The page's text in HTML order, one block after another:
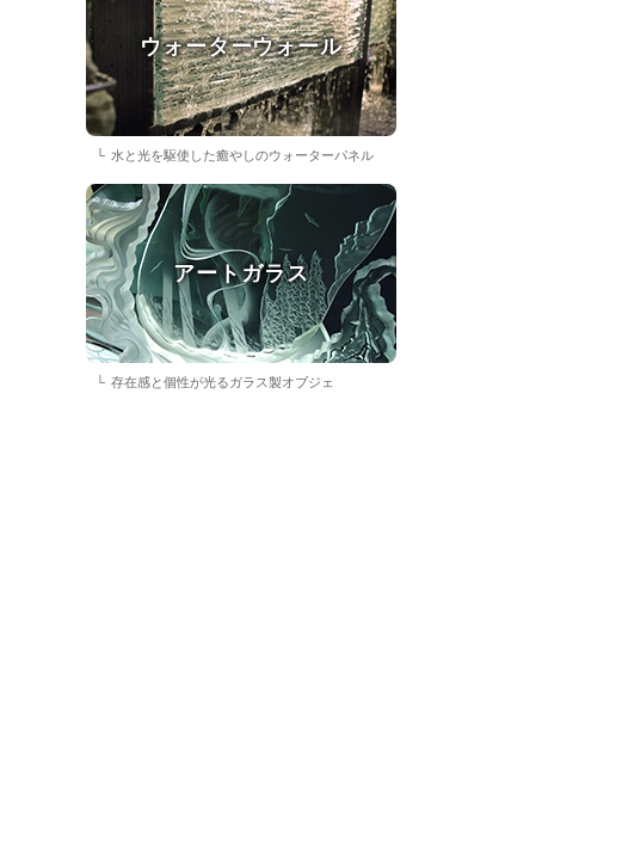
ウォーターウォール
水と光を駆使した癒やしのウォーターパネル
アートガラス
存在感と個性が光るガラス製オブジェ